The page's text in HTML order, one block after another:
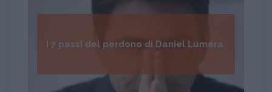
I 7 passi del perdono di Daniel Lumera